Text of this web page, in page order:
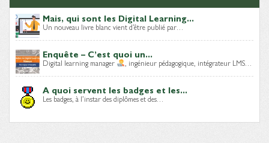
Mais, qui sont les Digital Learning...
Un nouveau livre blanc vient d’être publié par…
Enquête – C’est quoi un...
Digital learning manager , ingénieur pédagogique, intégrateur LMS…
A quoi servent les badges et les...
Les badges, à l’instar des diplômes et des…